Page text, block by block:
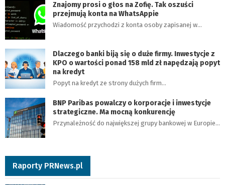
Znajomy prosi o głos na Zofię. Tak oszuści
przejmują konta na WhatsAppie
Wiadomość przychodzi z konta osoby zapisanej w…
Dlaczego banki biją się o duże firmy. Inwestycje z
KPO o wartości ponad 158 mld zł napędzają popyt
na kredyt
Popyt na kredyt ze strony dużych firm…
BNP Paribas powalczy o korporacje i inwestycje
strategiczne. Ma mocną konkurencję
Przynależność do największej grupy bankowej w Europie…
Raporty PRNews.pl